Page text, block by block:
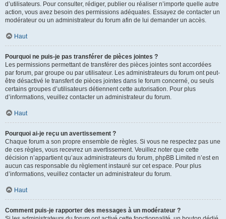
d’utilisateurs. Pour consulter, rédiger, publier ou réaliser n’importe quelle autre
action, vous avez besoin des permissions adéquates. Essayez de contacter un
modérateur ou un administrateur du forum afin de lui demander un accès.
Haut
Pourquoi ne puis-je pas transférer de pièces jointes ?
Les permissions permettant de transférer des pièces jointes sont accordées
par forum, par groupe ou par utilisateur. Les administrateurs du forum ont peut-
être désactivé le transfert de pièces jointes dans le forum concerné, ou seuls
certains groupes d’utilisateurs détiennent cette autorisation. Pour plus
d’informations, veuillez contacter un administrateur du forum.
Haut
Pourquoi ai-je reçu un avertissement ?
Chaque forum a son propre ensemble de règles. Si vous ne respectez pas une
de ces règles, vous recevrez un avertissement. Veuillez noter que cette
décision n’appartient qu’aux administrateurs du forum, phpBB Limited n’est en
aucun cas responsable du règlement instauré sur cet espace. Pour plus
d’informations, veuillez contacter un administrateur du forum.
Haut
Comment puis-je rapporter des messages à un modérateur ?